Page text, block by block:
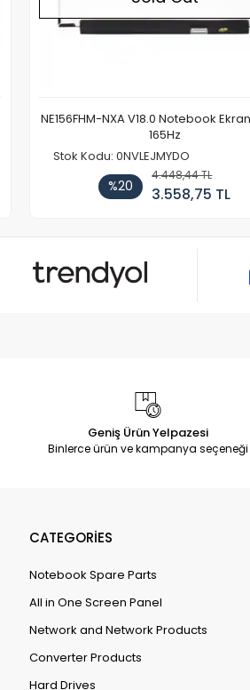
NE156FHM-NXA V18.0 Notebook
165Hz
Stok Kodu: 0NVLEJMYDO
%20
4.448,44 TL
3.558,75 TL
Geniş Ürün Yelpazesi
Binlerce ürün ve kampanya seçeneği
CATEGORİES
Notebook Spare Parts
All in One Screen Panel
Network and Network Products
Converter Products
Hard Drives